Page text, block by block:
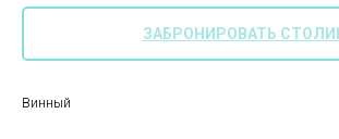
ЗАБРОНИРОВАТЬ
Винный